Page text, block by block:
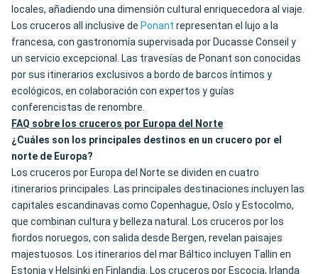
locales, añadiendo una dimensión cultural enriquecedora al viaje.
Los cruceros all inclusive de Ponant representan el lujo a la
francesa, con gastronomía supervisada por Ducasse Conseil y
un servicio excepcional. Las travesías de Ponant son conocidas
por sus itinerarios exclusivos a bordo de barcos íntimos y
ecológicos, en colaboración con expertos y guías
conferencistas de renombre.
FAQ sobre los cruceros por Europa del Norte
¿Cuáles son los principales destinos en un crucero por el
norte de Europa?
Los cruceros por Europa del Norte se dividen en cuatro
itinerarios principales. Las principales destinaciones incluyen las
capitales escandinavas como Copenhague, Oslo y Estocolmo,
que combinan cultura y belleza natural. Los cruceros por los
fiordos noruegos, con salida desde Bergen, revelan paisajes
majestuosos. Los itinerarios del mar Báltico incluyen Tallin en
Estonia y Helsinki en Finlandia. Los cruceros por Escocia, Irlanda